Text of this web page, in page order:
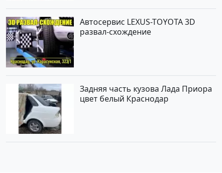
Автосервис LEXUS-TOYOTA 3D
развал-схождение
Задняя часть кузова Лада Приора
цвет белый Краснодар